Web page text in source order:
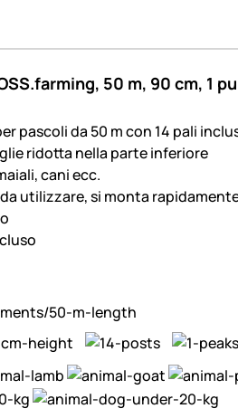
50 m, 90 cm, 1
pascoli da 50 m con 14 pali
ridotta nella parte inferiore
cani ecc.
utilizzare, si monta